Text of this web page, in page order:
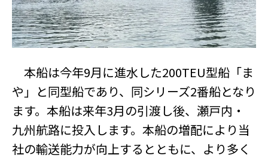
本船は今年9月に進水した200TEU型船「ま
や」と同型船であり、同シリーズ2番船となり
ます。本船は来年3月の引渡し後、瀬戸内・
九州航路に投入します。本船の増配により当
社の輸送能力が向上するとともに、より多く